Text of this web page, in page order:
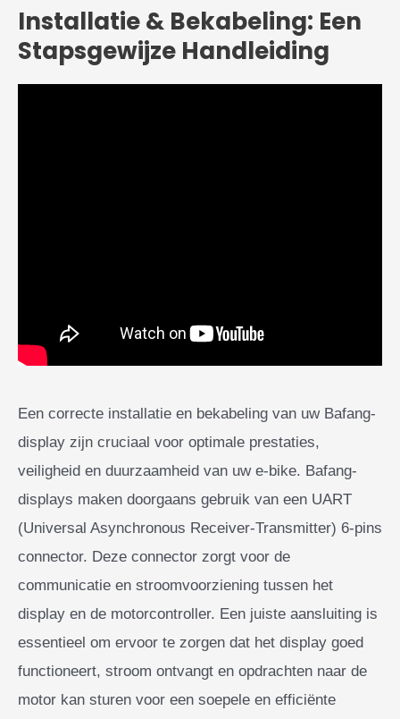
Installatie & Bekabeling: Een
Stapsgewijze Handleiding
Een correcte installatie en bekabeling van uw Bafang-
display zijn cruciaal voor optimale prestaties,
veiligheid en duurzaamheid van uw e-bike. Bafang-
displays maken doorgaans gebruik van een UART
(Universal Asynchronous Receiver-Transmitter) 6-pins
connector. Deze connector zorgt voor de
communicatie en stroomvoorziening tussen het
display en de motorcontroller. Een juiste aansluiting is
essentieel om ervoor te zorgen dat het display goed
functioneert, stroom ontvangt en opdrachten naar de
motor kan sturen voor een soepele en efficiënte